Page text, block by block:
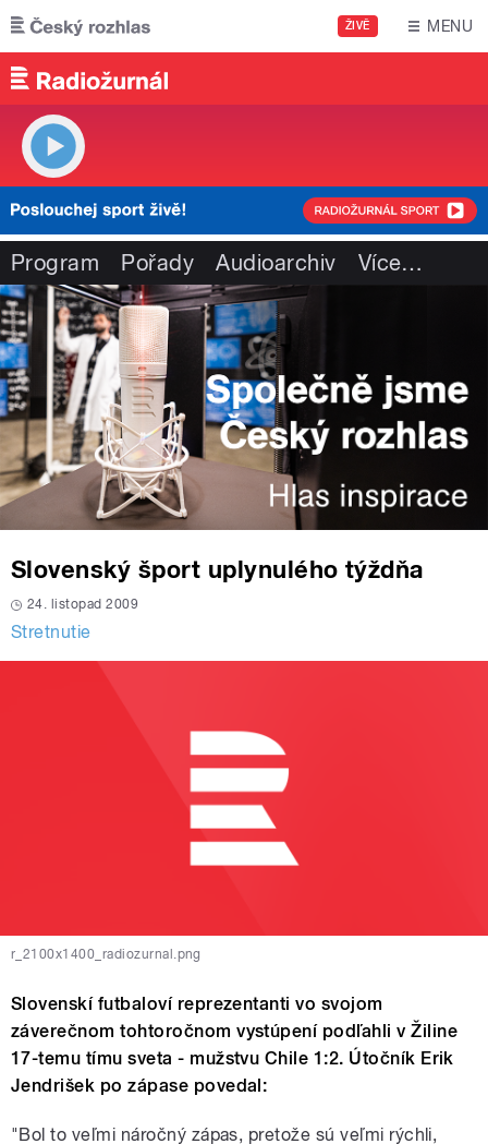
Přejít k hlavnímu obsahu
ŽIVĚ MENU
Program Pořady Audioarchiv Více…
Slovenský šport uplynulého týždňa
24. listopad 2009
Stretnutie
r_2100x1400_radiozurnal.png
Slovenskí futbaloví reprezentanti vo svojom
záverečnom tohtoročnom vystúpení podľahli v Žiline
17-temu tímu sveta - mužstvu Chile 1:2. Útočník Erik
Jendrišek po zápase povedal:
"Bol to veľmi náročný zápas, pretože sú veľmi rýchli,